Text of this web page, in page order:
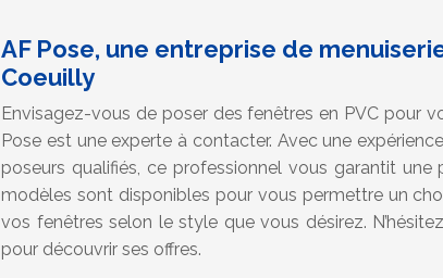
AF Pose, une entreprise de
Coeuilly
Envisagez-vous de poser des fenêtres en PVC pour
Pose est une experte à contacter. Avec une
poseurs qualifiés, ce professionnel vous garantit
modèles sont disponibles pour vous permettre un
vos fenêtres selon le style que vous désirez.
pour découvrir ses offres.